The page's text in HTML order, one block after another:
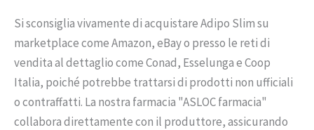
Si sconsiglia vivamente di acquistare Adipo Slim su
marketplace come Amazon, eBay o presso le reti di
vendita al dettaglio come Conad, Esselunga e Coop
Italia, poiché potrebbe trattarsi di prodotti non ufficiali
o contraffatti. La nostra farmacia "ASLOC farmacia"
collabora direttamente con il produttore, assicurando